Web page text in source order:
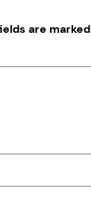
are marked